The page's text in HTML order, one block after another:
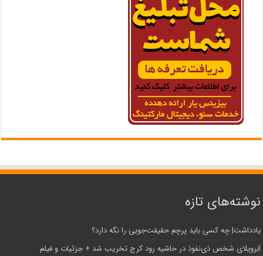
نوشته‌های تازه
یادداشت| ‌چه کسی باید پرچم حقیقت‌جویی را نگه دارد؟
اَبَر‌ویلای شخص ذی‌نفوذ در حاشیه‌ رود کرج تخریب شد + جزئیات و فیلم